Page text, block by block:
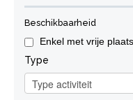
Beschikbaarheid
Enkel met vrije
Type